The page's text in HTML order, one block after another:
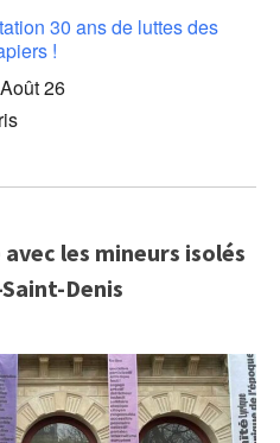
30 ans de luttes des
!
26
les mineurs isolés
Denis